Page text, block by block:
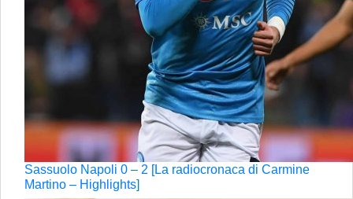
Sassuolo Napoli 0 – 2 [La radiocronaca di Carmine
Martino – Highlights]